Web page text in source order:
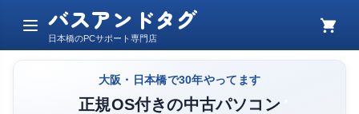
メ
ュ
バスアンドタグ
日本橋のPCサポート専門店
カ
ト
大阪・日本橋で30年やってます
正規OS付きの中古パソコン